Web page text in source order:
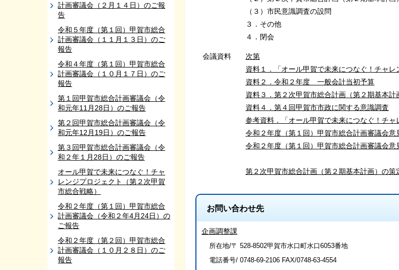
計画審議会（２月１４日）のご報
告
令和５年度（第１回）甲賀市総合
計画審議会（１１月１３日）のご
報告
令和４年度（第１回）甲賀市総合
計画審議会（１０月１７日）のご
報告
第１回甲賀市総合計画審議会（令
和元年11月28日）のご報告
第２回甲賀市総合計画審議会（令
和元年12月19日）のご報告
第３回甲賀市総合計画審議会（令
和２年１月28日）のご報告
オール甲賀で未来につなぐ！チャ
レンジプロジェクト（第２次甲賀
市総合戦略）
令和２年度（第１回）甲賀市総合
計画審議会（令和２年4月24日）の
ご報告
令和２年度（第２回）甲賀市総合
計画審議会（１０月２８日）のご
報告
（３）市民意識調査の設問
３．その他
４．閉会
会議資料 次第
資料１．「オール甲賀で未来につなぐ！チャ
資料２．令和２年度 一般会計当初予算
資料３．第２次甲賀市総合計画（第２期基本計
資料４．第４回甲賀市市政に関する意識調査
参考資料．「オール甲賀で未来につなぐ！チャ
令和２年度（第１回）甲賀市総合計画審議会意
令和２年度（第１回）甲賀市総合計画審議会意
第２次甲賀市総合計画（第２期基本計画）の策
お問い合わせ先
企画調整課
所在地/〒 528-8502甲賀市水口町水口6053番地
電話番号/ 0748-69-2106 FAX/0748-63-4554